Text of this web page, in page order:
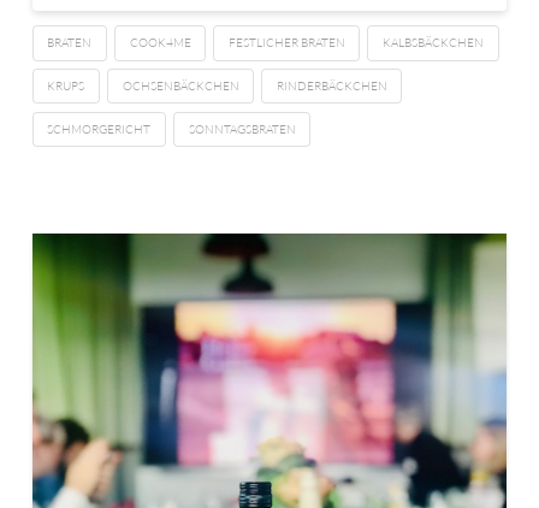
BRATEN COOK4ME FESTLICHER BRATEN KALBSBÄCKCHEN
KRUPS OCHSENBÄCKCHEN RINDERBÄCKCHEN
SCHMORGERICHT SONNTAGSBRATEN